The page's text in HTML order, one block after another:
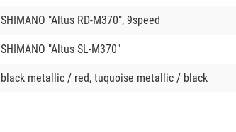
SHIMANO "Altus RD-M370", 9speed
SHIMANO "Altus SL-M370"
black metallic / red, tuquoise metallic / black